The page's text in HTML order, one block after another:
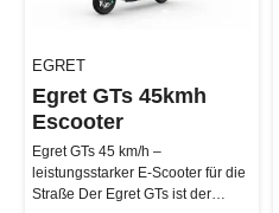
EGRET
Egret GTs 45kmh
Escooter
Egret GTs 45 km/h –
leistungsstarker E-Scooter für die
Straße Der Egret GTs ist der